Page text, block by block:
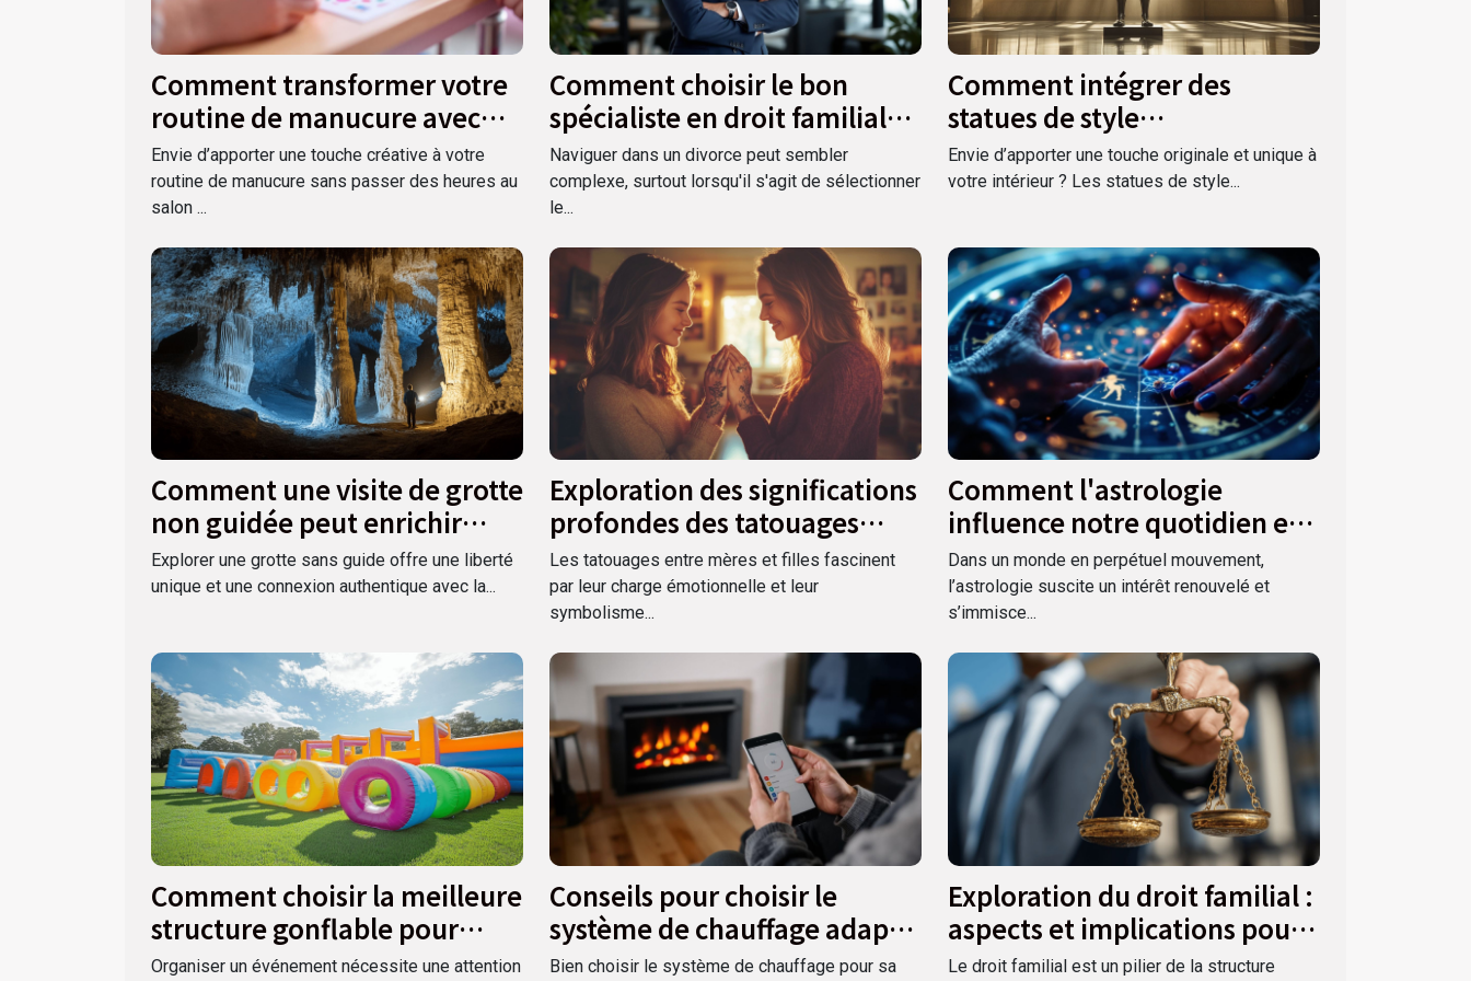
Comment transformer votre
routine de manucure avec
des autocollants ?
Envie d’apporter une touche créative à votre
routine de manucure sans passer des heures au
salon ...
Comment choisir le bon
spécialiste en droit familial
pour votre divorce ?
Naviguer dans un divorce peut sembler
complexe, surtout lorsqu'il s'agit de sélectionner
le...
Comment intégrer des
statues de style
cinématographique dans
votre déco ?
Envie d’apporter une touche originale et unique à
votre intérieur ? Les statues de style...
Comment une visite de grotte
non guidée peut enrichir
votre expérience ?
Explorer une grotte sans guide offre une liberté
unique et une connexion authentique avec la...
Exploration des significations
profondes des tatouages
entre mères et filles
Les tatouages entre mères et filles fascinent
par leur charge émotionnelle et leur
symbolisme...
Comment l'astrologie
influence notre quotidien et
nos décisions ?
Dans un monde en perpétuel mouvement,
l’astrologie suscite un intérêt renouvelé et
s’immisce...
Comment choisir la meilleure
structure gonflable pour
votre événement
Organiser un événement nécessite une attention
Conseils pour choisir le
système de chauffage adapté
à votre maison
Bien choisir le système de chauffage pour sa
Exploration du droit familial :
aspects et implications pour
la société
Le droit familial est un pilier de la structure